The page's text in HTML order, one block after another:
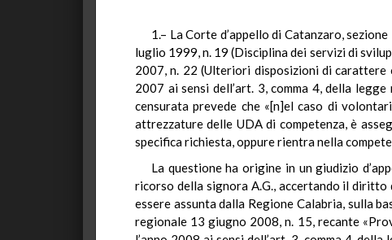
1.– La Corte d’appello di Catanzaro,
luglio 1999, n. 19 (Disciplina dei servizi di
2007, n. 22 (Ulteriori disposizioni di carattere
2007 ai sensi dell’art. 3, comma 4, della
censurata prevede che «[n]el caso di
attrezzature delle UDA di competenza, è
specifica richiesta, oppure rientra nella
La questione ha origine in un giudizio
ricorso della signora A.G., accertando il diritto
essere assunta dalla Regione Calabria, sulla
regionale 13 giugno 2008, n. 15, recante